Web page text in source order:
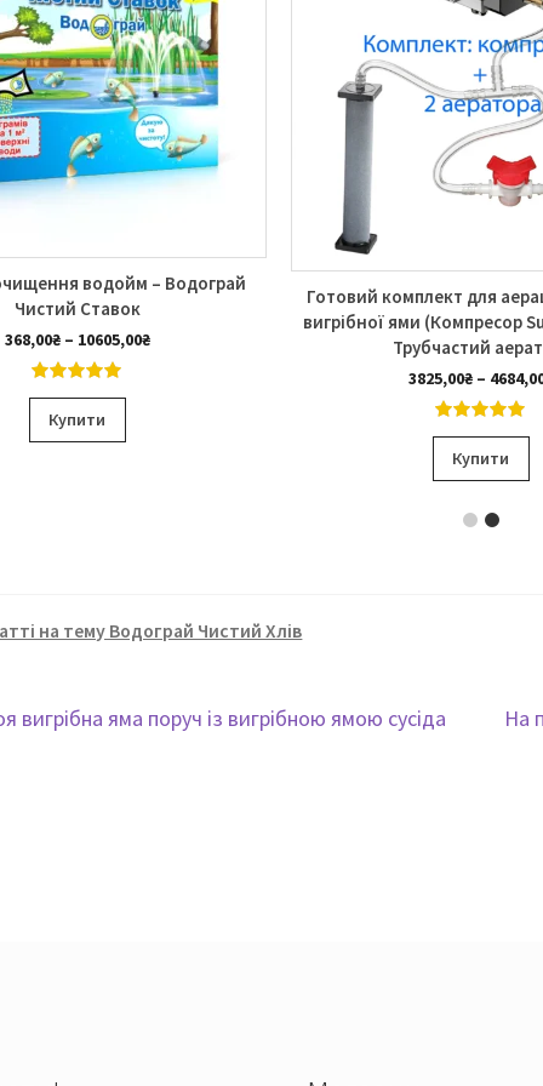
водойм – Водограй
Чистий Ставок
368,00₴ – 10605,00₴Діапазон
4.99out of
5
Купити
Цей
товар
вибрати
товару
Готовий комплект для
вигрібної ями (Компресор
Трубчастий
3825,00₴ –
5.00out of
5
Купити
на тему Водограй Чистий Хлів
вигрібна яма поруч із вигрібною ямою сусіда На